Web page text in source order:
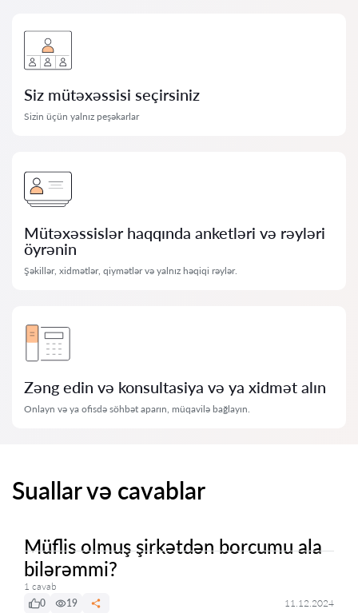
Siz mütəxəssisi seçirsiniz
Sizin üçün yalnız peşəkarlar
Mütəxəssislər haqqında anketləri və rəyləri
öyrənin
Şəkillər, xidmətlər, qiymətlər və yalnız həqiqi rəylər.
Zəng edin və konsultasiya və ya xidmət alın
Onlayn və ya ofisdə söhbət aparın, müqavilə bağlayın.
Suallar və cavablar
Müflis olmuş şirkətdən borcumu ala
bilərəmmi?
1 cavab
0
19 11.12.2024